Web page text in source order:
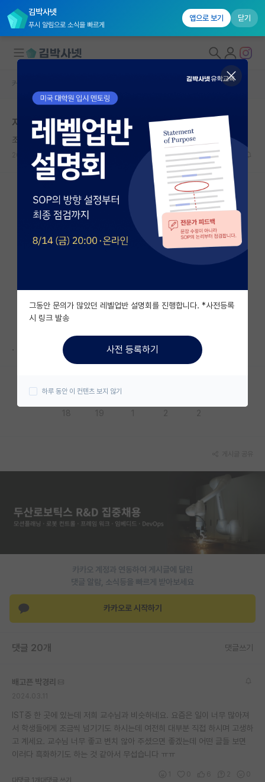
김박사넷
푸시 알림으로 소식을 빠르게
앱으로 보기 닫기
대학원생 모집
국내대학원 정보
연구실&오픈랩
커뮤니티
커뮤니티 홈
전체글보기
베스트 게시판
자유 게시판(아무개랩)
미국 유학 게시판
미국 대학원 합격 후기 게시판
대학원생 모집 게시판
연구실(PI) 홍보 게시판
임용 후기 게시판
인문사회 계열 게시판
특수/전문대학원 게시판
반도체/AI 게시판
장학금/장학생 게시판
커리어
유학교육
커뮤니티 홈
저희 교수님 자랑 한번 해도 될까요?
조급한 알렉산더 플레밍
2024.03.11 20 12121
.
카카오 계정과 연동하여 게시글에 달린
댓글 알람, 소식등을 빠르게 받아보세요
카카오로 시작하기
댓글 20개 댓글쓰기
배고픈 박경리
IST중 한 곳에 있는데 저희 교수님과 비슷하네요. 요즘은 일이 너무 많아져
서 학생들에게 조금씩 넘기기도 하시는데 여전히 대부분 직접 하시며 고생하
고 계세요. 교수님 너무 좋고 변치 않아 주셨으면 좋겠는데 어떤 글들 보면
이러다 흑화하기도 하는 것 같아서 무섭습니다 ㅠㅠ
대댓글 1개 대댓글 쓰기
그동안 문의가 많았던 레벨업반 설명회를 진행합니다. *사전등록
시 링크 발송
사전 등록하기
하루 동안 이 컨텐츠 보지 않기